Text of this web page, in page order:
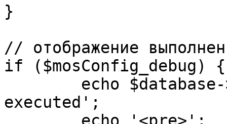
}
// отображение
if ($mosConfig_debug) {
executed';